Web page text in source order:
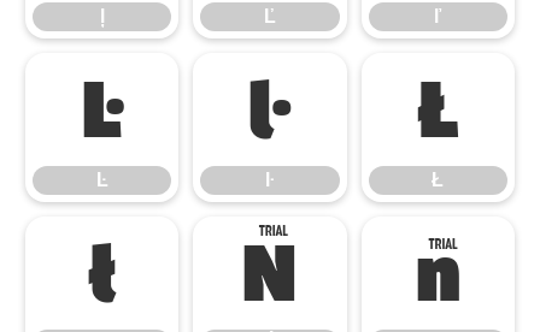
Ľ ľ
Ŀ
Ŀ
ŀ
ŀ
Ł
Ł
ł Ń ń